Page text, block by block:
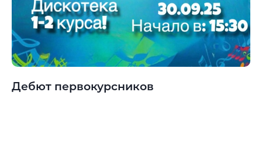
Дебют первокурсников